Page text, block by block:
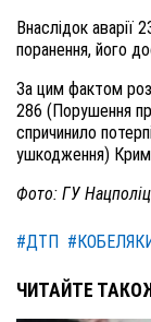
Внаслідок аварії
поранення, його
За цим фактом
286 (Порушення
спричинило
ушкодження)
Фото: ГУ
#ДТП
ЧИТАЙТЕ